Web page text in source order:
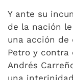
Y ante su
de la nación
una acción de
Petro y contra
Andrés
una